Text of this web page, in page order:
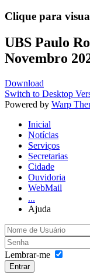
Clique para
UBS Paulo
Novembro
Download
Switch to Desktop
Powered by Warp
Inicial
Notícias
Serviços
Secretarias
Cidade
Ouvidoria
WebMail
...
Ajuda
Lembrar-me
Entrar